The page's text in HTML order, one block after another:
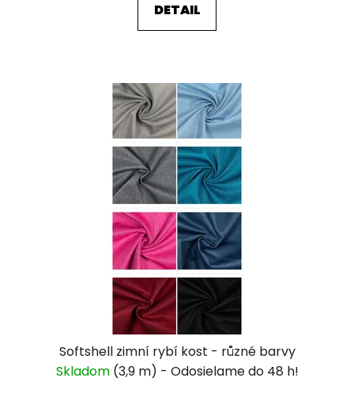
DETAIL
Softshell zimní rybí kost - různé barvy
Skladom (3,9 m)